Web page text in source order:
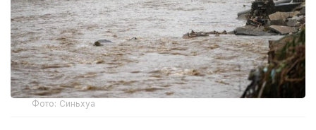
Фото: Синьхуа